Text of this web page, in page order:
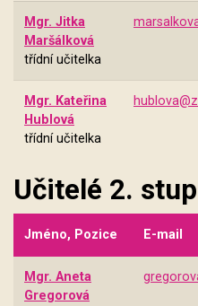
Mgr. Jitka
Maršálková
třídní učitelka
Mgr. Kateřina
Hublová
třídní učitelka
Učitelé 2.
Jméno, Pozice E-mail
Mgr. Aneta
Gregorová